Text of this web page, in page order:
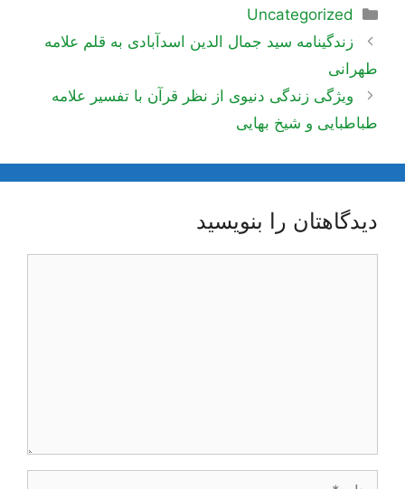
دسته‌ها
Uncategorized
ناوبری
نوشته‌ها
زندگینامه سید جمال الدین اسدآبادی به قلم علامه
طهرانی
ویژگی زندگی دنیوی از نظر قرآن با تفسیر علامه
طباطبایی و شیخ بهایی
دیدگاهتان را بنویسید